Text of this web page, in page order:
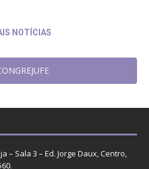
NOTÍCIAS
– Sala 3 – Ed. Jorge Daux, Centro,